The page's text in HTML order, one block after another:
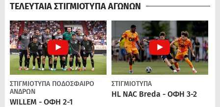
ΤΕΛΕΥΤΑΙΑ ΣΤΙΓΜΙΟΤΥΠΑ ΑΓΩΝΩΝ
ΣΤΙΓΜΙΟΤΥΠΑ ΠΟΔΌΣΦΑΙΡΟ
ΑΝΔΡΏΝ
WILLEM - ΟΦΗ 2-1
ΣΤΙΓΜΙΟΤΥΠΑ
HL NAC Breda - ΟΦΗ 3-2